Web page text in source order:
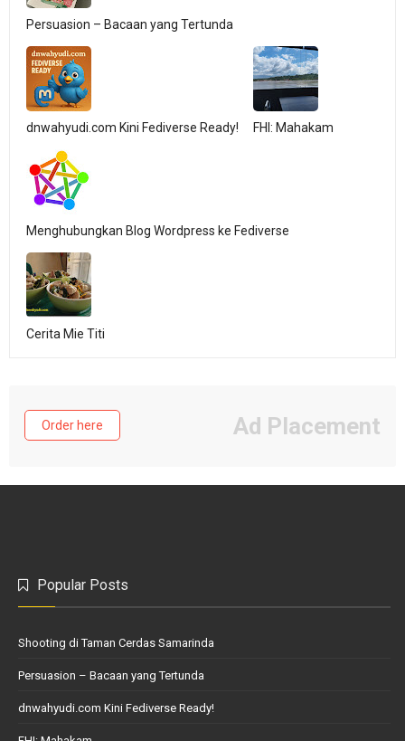
Persuasion – Bacaan yang Tertunda
dnwahyudi.com Kini Fediverse Ready! FHI: Mahakam
Menghubungkan Blog Wordpress ke Fediverse
Cerita Mie Titi
Order here Ad Placement
Popular Posts
Shooting di Taman Cerdas Samarinda
Persuasion – Bacaan yang Tertunda
dnwahyudi.com Kini Fediverse Ready!